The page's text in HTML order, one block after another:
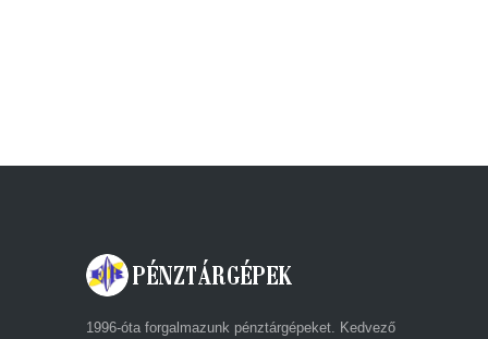
1996-óta forgalmazunk pénztárgépeket. Kedvező